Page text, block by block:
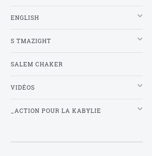
ENGLISH
S TMAZIGHT
SALEM CHAKER
VIDÉOS
_ACTION POUR LA KABYLIE